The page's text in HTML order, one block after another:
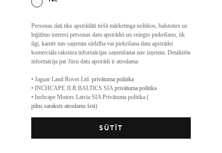
Personas dati tiks apstrādāti tiešā mārketinga nolūkos, balstoties uz
leģitīmo interesi personas datu apstrādei un sniegto piekrišanu, tik
ilgi, kamēr nav saņemta sūdzība vai piekrišana datu apstrādei
komerciāla rakstura informācijas saņemšanai nav izņemta. Detalizēta
informācija par Jūsu datu apstrādi ir atrodama:
• Jaguar Land Rover Ltd. privātuma politika
• INCHCAPE JLR BALTICS SIAprivātuma politika
• Inchcape Motors Latvia SIA Privātuma politika (
pilns saraksts atrodams šeit)